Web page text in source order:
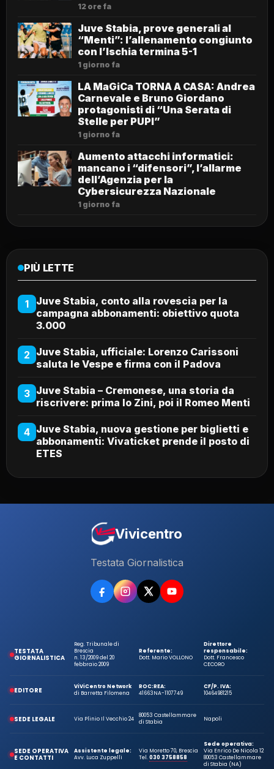
12 ore fa
Juve Stabia, prove generali al
“Menti”: l’allenamento congiunto
con l’Ischia termina 5-1
1 giorno fa
LA MaGiCa TORNA A CASA: Andrea
Carnevale e Bruno Giordano
protagonisti di “Una Serata di
Stelle per PUPI”
1 giorno fa
Aumento attacchi informatici:
mancano i “difensori”, l’allarme
dell’Agenzia per la
Cybersicurezza Nazionale
1 giorno fa
PIÙ LETTE
1
Juve Stabia, conto alla rovescia per la
campagna abbonamenti: obiettivo quota
3.000
2 Juve Stabia, ufficiale: Lorenzo Carissoni
saluta le Vespe e firma con il Padova
3 Juve Stabia – Cremonese, una storia da
riscrivere: prima lo Zini, poi il Romeo Menti
4 Juve Stabia, nuova gestione per biglietti e
abbonamenti: Vivaticket prende il posto di
ETES
Vivicentro
Testata Giornalistica
TESTATA
GIORNALISTICA
Reg. Tribunale di
Brescia
n. 13/2009 del 20
febbraio 2009
Referente:
Dott. Mario VOLLONO
Direttore
responsabile:
Dott. Francesco
CECORO
EDITORE
ViViCentro Network
di Barretta Filomena
ROC:
41663
REA:
NA-1107749
CF/P. IVA:
10464981215
SEDE LEGALE Via Plinio Il Vecchio 24
80053 Castellammare
di Stabia
Napoli
SEDE OPERATIVA
E CONTATTI
Assistente legale:
Avv. Luca Zuppelli
Via Moretto 70, Brescia
Tel.030 3758858
Sede operativa:
Via Enrico De Nicola 12
80053 Castellammare
di Stabia (NA)